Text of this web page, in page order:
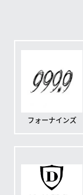
フォーナインズ